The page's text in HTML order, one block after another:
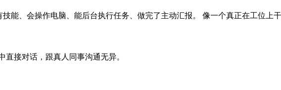
能、会操作电脑、能后台执行任务、做完了主动汇报。 像一个真正在工位上干
直接对话，跟真人同事沟通无异。